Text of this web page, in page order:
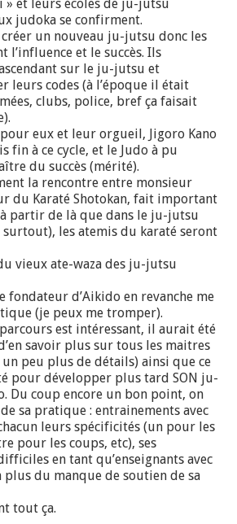
» et leurs écoles de ju-jutsu
judoka se confirment.
créer un nouveau ju-jutsu donc les
l’influence et le succès. Ils
sur le ju-jutsu et
leurs codes (à l’époque il était
clubs, police, bref ça faisait
eux et leur orgueil, Jigoro Kano
fin à ce cycle, et le Judo à pu
du succès (mérité).
la rencontre entre monsieur
du Karaté Shotokan, fait important
à partir de là que dans le ju-jutsu
les atemis du karaté seront
vieux ate-waza des ju-jutsu
fondateur d’Aikido en revanche me
(je peux me tromper).
parcours est intéressant, il aurait été
savoir plus sur tous les maitres
un peu plus de détails) ainsi que ce
pour développer plus tard SON ju-
Du coup encore un bon point, on
sa pratique : entrainements avec
leurs spécificités (un pour les
pour les coups, etc), ses
en tant qu’enseignants avec
plus du manque de soutien de sa
tout ça.